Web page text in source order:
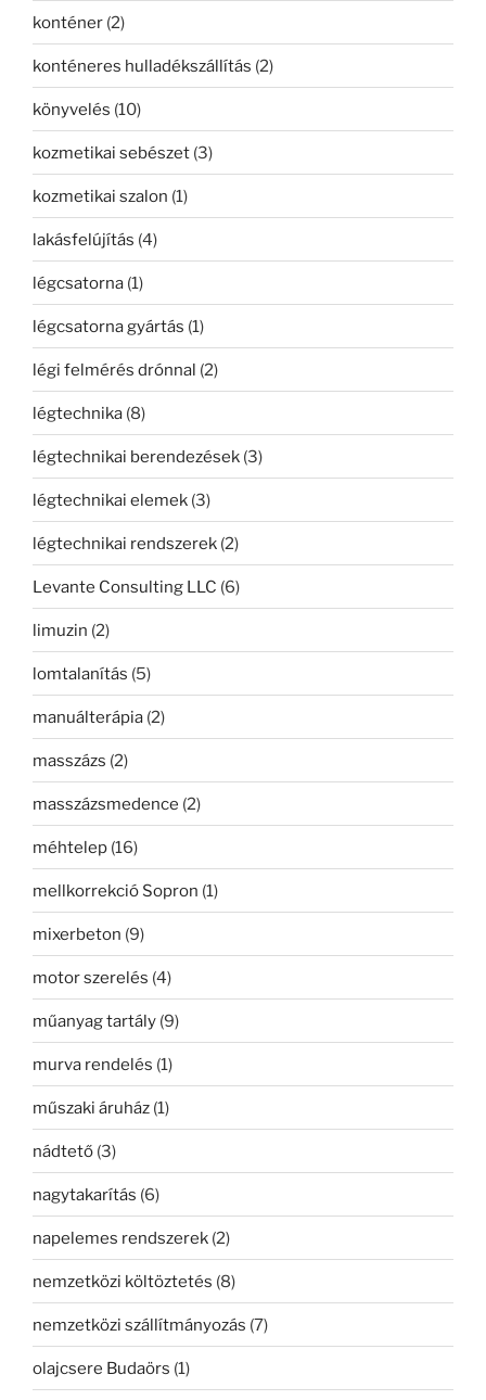
konténer (2)
konténeres hulladékszállítás (2)
könyvelés (10)
kozmetikai sebészet (3)
kozmetikai szalon (1)
lakásfelújítás (4)
légcsatorna (1)
légcsatorna gyártás (1)
légi felmérés drónnal (2)
légtechnika (8)
légtechnikai berendezések (3)
légtechnikai elemek (3)
légtechnikai rendszerek (2)
Levante Consulting LLC (6)
limuzin (2)
lomtalanítás (5)
manuálterápia (2)
masszázs (2)
masszázsmedence (2)
méhtelep (16)
mellkorrekció Sopron (1)
mixerbeton (9)
motor szerelés (4)
műanyag tartály (9)
murva rendelés (1)
műszaki áruház (1)
nádtető (3)
nagytakarítás (6)
napelemes rendszerek (2)
nemzetközi költöztetés (8)
nemzetközi szállítmányozás (7)
olajcsere Budaörs (1)